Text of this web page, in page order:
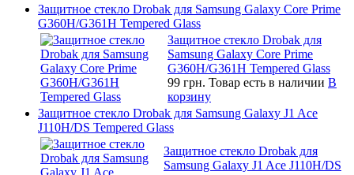
Защитное стекло Drobak для Samsung Galaxy Core Prime
G360H/G361H Tempered Glass
Защитное стекло Drobak для
Samsung Galaxy Core Prime
G360H/G361H Tempered Glass
99 грн. Товар есть в наличии В
корзину
Защитное стекло Drobak для Samsung Galaxy J1 Ace
J110H/DS Tempered Glass
Защитное стекло Drobak для
Samsung Galaxy J1 Ace J110H/DS